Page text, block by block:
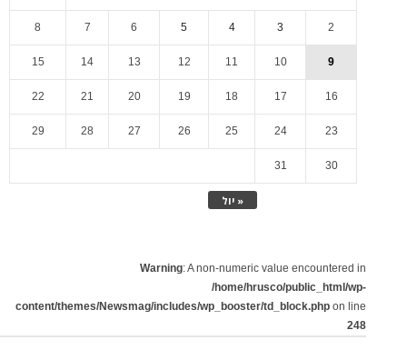
« יול
2
3
4
5
6
7
8
9
10
11
12
13
14
15
16
17
18
19
20
21
22
23
24
25
26
27
28
29
30
31
Warning: A non-numeric value encountered in
/home/hrusco/public_html/wp-
content/themes/Newsmag/includes/wp_booster/td_block.php on line
248